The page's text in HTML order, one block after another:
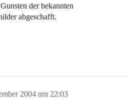
der bekannten
abgeschafft.
2004 um 22:03